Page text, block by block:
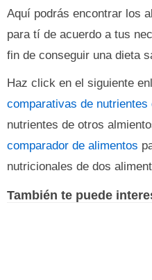
Aquí podrás encontrar los
para tí de acuerdo a tus
fin de conseguir una dieta
Haz click en el siguiente
comparativas de nutrientes
nutrientes de otros
comparador de alimentos
nutricionales de dos
También te puede